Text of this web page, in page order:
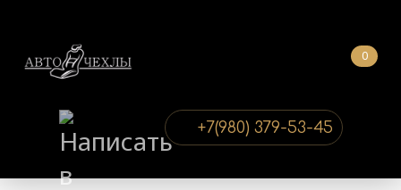
0
+7(980) 379-53-45